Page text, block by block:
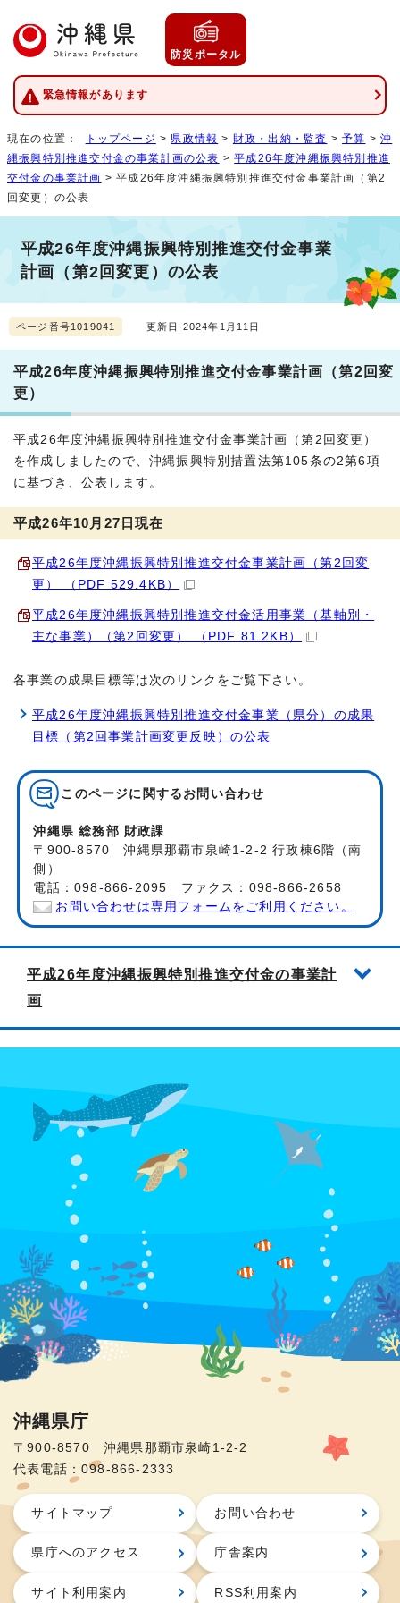
防災ポータル
緊急情報があります
現在の位置： トップページ > 県政情報 > 財政・出納・監査 >予算 >沖
縄振興特別推進交付金の事業計画の公表 >平成26年度沖縄振興特別推進
交付金の事業計画 > 平成26年度沖縄振興特別推進交付金事業計画（第2
回変更）の公表
平成26年度沖縄振興特別推進交付金事業
計画（第2回変更）の公表
ページ番号1019041 更新日 2024年1月11日
平成26年度沖縄振興特別推進交付金事業計画（第2回変
更）
平成26年度沖縄振興特別推進交付金事業計画（第2回変更）
を作成しましたので、沖縄振興特別措置法第105条の2第6項
に基づき、公表します。
平成26年10月27日現在
平成26年度沖縄振興特別推進交付金事業計画（第2回変
更） （PDF 529.4KB）
平成26年度沖縄振興特別推進交付金活用事業（基軸別・
主な事業）（第2回変更） （PDF 81.2KB）
各事業の成果目標等は次のリンクをご覧下さい。
平成26年度沖縄振興特別推進交付金事業（県分）の成果
目標（第2回事業計画変更反映）の公表
このページに関する お問い合わせ
沖縄県 総務部 財政課
〒900-8570 沖縄県那覇市泉崎1-2-2 行政棟6階（南
側）
電話：098-866-2095 ファクス：098-866-2658
お問い合わせは専用フォームをご利用ください。
平成26年度沖縄振興特別推進交付金の事業計
画
沖縄県庁
〒900-8570 沖縄県那覇市泉崎1-2-2
代表電話：098-866-2333
サイトマップ お問い合わせ
県庁へのアクセス 庁舎案内
サイト利用案内 RSS利用案内